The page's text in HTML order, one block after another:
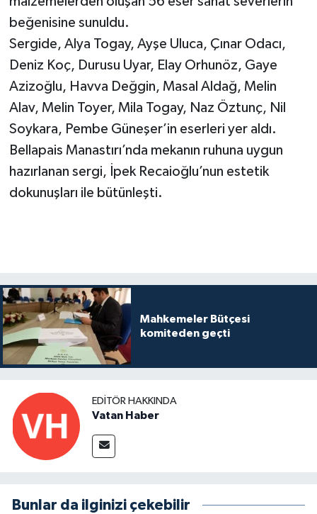
beğenisine sunuldu.
Sergide, Alya Togay, Ayşe Uluca, Çınar Odacı,
Deniz Koç, Durusu Uyar, Elay Orhunöz, Gaye
Azizoğlu, Havva Değgin, Masal Aldağ, Melin
Alav, Melin Toyer, Mila Togay, Naz Öztunç, Nil
Soykara, Pembe Güneşer’in eserleri yer aldı.
Bellapais Manastırı’nda mekanın ruhuna uygun
hazırlanan sergi, İpek Recaioğlu’nun estetik
dokunuşları ile bütünleşti.
Mahkemeler Bütçesi
komiteden geçti
EDITÖR HAKKINDA
Vatan Haber
Bunlar da ilginizi çekebilir